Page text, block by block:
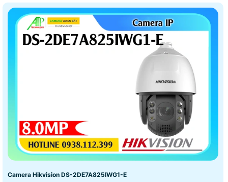
Camera Hikvision DS-2DE7A825IWG1-E